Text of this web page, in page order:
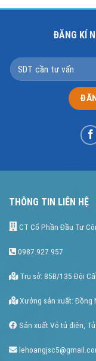
ĐĂNG KÍ
THÔNG TIN LIÊN HỆ
CT Cổ Phần Đầu Tư
0987.927.957
Trụ sở: 85B/135 Đội
Xưởng sản xuất: Đồng
Sản xuất Vỏ tủ điên,